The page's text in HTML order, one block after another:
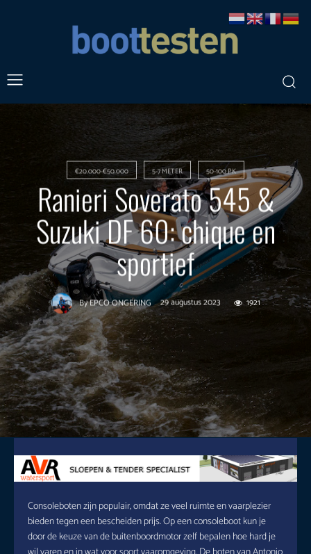
€20.000-€50.000 5-7 METER 50-100 PK
Ranieri Soverato 545 &
Suzuki DF 60: chique en
sportief
ByEPCO ONGERING 29 augustus 2023 1921
Consoleboten zijn populair, omdat ze veel ruimte en vaarplezier
bieden tegen een bescheiden prijs. Op een consoleboot kun je
door de keuze van de buitenboordmotor zelf bepalen hoe hard je